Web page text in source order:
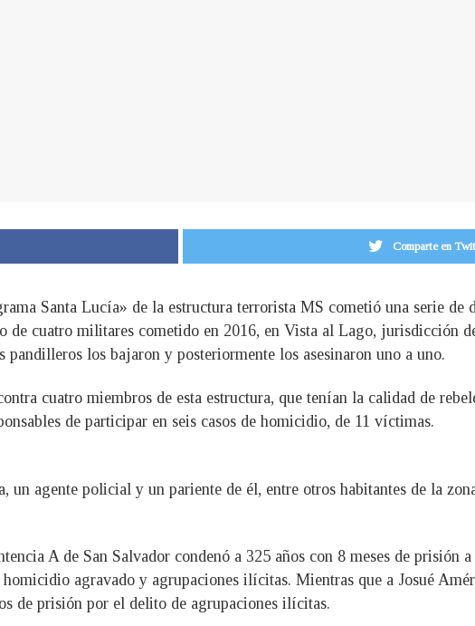
Comparte en
Santa Lucía» de la estructura terrorista MS cometió una serie
de cuatro militares cometido en 2016, en Vista al Lago, jurisdicción
pandilleros los bajaron y posteriormente los asesinaron uno a uno.
cuatro miembros de esta estructura, que tenían la calidad de
de participar en seis casos de homicidio, de 11 víctimas.
agente policial y un pariente de él, entre otros habitantes de la
A de San Salvador condenó a 325 años con 8 meses de prisión
agravado y agrupaciones ilícitas. Mientras que a Josué
de prisión por el delito de agrupaciones ilícitas.